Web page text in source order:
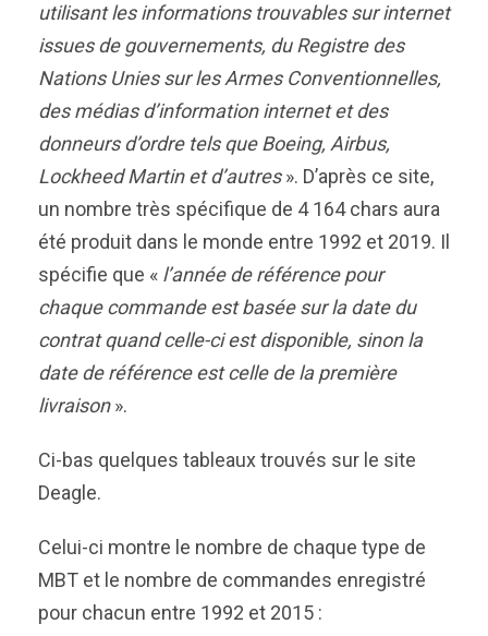
utilisant les informations trouvablessur internet
issuesde gouvernements, du Registre des
Nations Unies sur les Armes Conventionnelles,
des médias d’information internet et des
donneurs d’ordre tels que Boeing, Airbus,
Lockheed Martin et d’autres». D’après ce site,
un nombre très spécifique de 4 164 chars aura
été produit dans le monde entre 1992 et 2019. Il
spécifie que « l’année de référence pour
chaque commande est baséesur la date du
contrat quand celle-ci est disponible, sinon la
date de référence est celle de la première
livraison».
Ci-bas quelques tableaux trouvés sur le site
Deagle.
Celui-ci montre le nombre de chaque type de
MBT et le nombre de commandes enregistré
pour chacun entre 1992 et 2015 :